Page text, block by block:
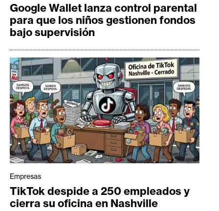
Google Wallet lanza control parental
para que los niños gestionen fondos
bajo supervisión
Empresas
TikTok despide a 250 empleados y
cierra su oficina en Nashville